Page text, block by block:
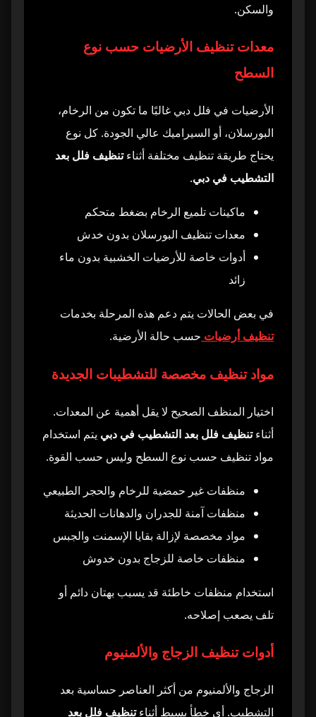
والسكن.
معدات تنظيف الأرضيات حسب نوع
السطح
الأرضيات في فلل دبي غالبًا ما تكون من الرخام،
البورسلان، أو السيراميك عالي الجودة. كل نوع
يحتاج طريقة تنظيف مختلفة أثناءتنظيف فلل بعد
التشطيب في دبي.
ماكينات تلميع الرخام بضغط متحكم
معدات تنظيف البورسلان بدون خدش
أدوات خاصة للأرضيات الخشبية بدون ماء
زائد
في بعض الحالات يتم دعم هذه المرحلة بخدمات
تنظيف أرضيات حسب حالة الأرضية.
مواد تنظيف مخصصة للتشطيبات الجديدة
اختيار المنظف الصحيح لا يقل أهمية عن المعدات.
أثناءتنظيف فلل بعد التشطيب في دبي يتم استخدام
مواد تنظيف حسب نوع السطح وليس حسب القوة.
منظفات غير حمضية للرخام والحجر الطبيعي
منظفات آمنة للجدران والدهانات الحديثة
مواد مخصصة لإزالة بقايا الإسمنت والجبس
منظفات خاصة للزجاج بدون خدوش
استخدام منظفات خاطئة قد يسبب بهتان دائم أو
تلف يصعب إصلاحه.
أدوات تنظيف الزجاج والألمنيوم
الزجاج والألمنيوم من أكثر العناصر حساسية بعد
التشطيب. أي خطأ بسيط أثناءتنظيف فلل بعد